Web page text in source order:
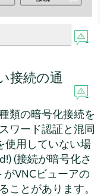
接続の通
類の暗号化接続を
ワード認証と混同
使用していない場
(接続が暗号化さ
がVNCビューアの
ことがあります。